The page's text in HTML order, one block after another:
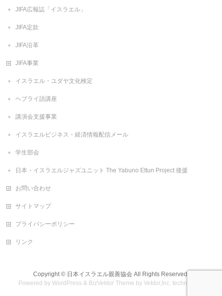
JIFA広報誌「イスラエル」
JIFA定款
JIFA沿革
JIFA事業
イスラエル・ユダヤ文化検定
ヘブライ語講座
講演会支援事業
イスラエルビジネス・経済情報配信メール
学生部会
日本・イスラエルジャズユニット The Yabuno Ettun Project 後援
お問い合わせ
サイトマップ
プライバシーポリシー
リンク
Copyright © 日本イスラエル親善協会All Rights Reserved.
Powered byWordPress & BizVektor Theme byVektor,Inc. technology.